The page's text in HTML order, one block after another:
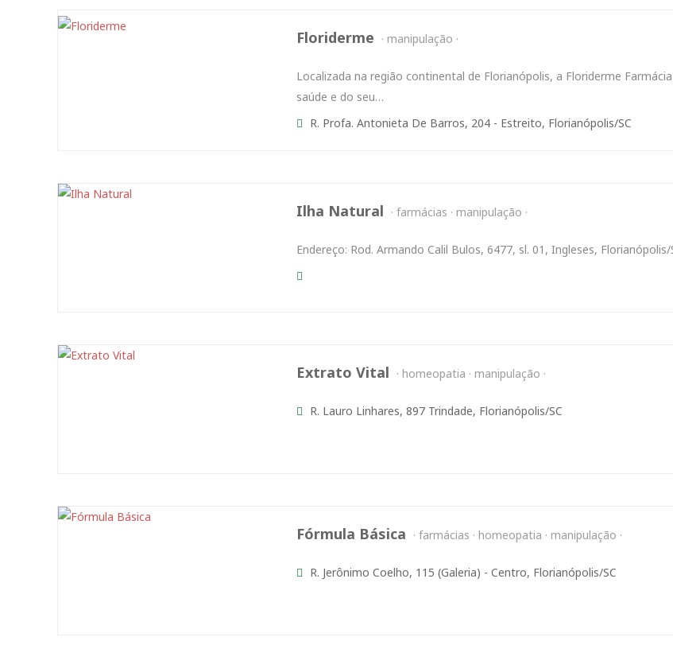
Floriderme manipulação
Localizada na região continental de Florianópolis, a Floriderme
saúde e do seu…
R. Profa. Antonieta De Barros, 204 - Estreito, Florianópolis/SC
Ilha Natural farmácias manipulação
Endereço: Rod. Armando Calil Bulos, 6477, sl. 01, Ingleses, Florianópolis/
Extrato Vital homeopatia manipulação
R. Lauro Linhares, 897 Trindade, Florianópolis/SC
Fórmula Básica farmácias homeopatia manipulação
R. Jerônimo Coelho, 115 (galeria) - Centro, Florianópolis/SC